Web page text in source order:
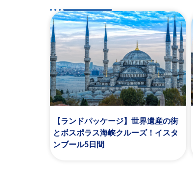
【ランドパッケージ】世界遺産の街
とボスポラス海峡クルーズ！イスタ
ンブール5日間